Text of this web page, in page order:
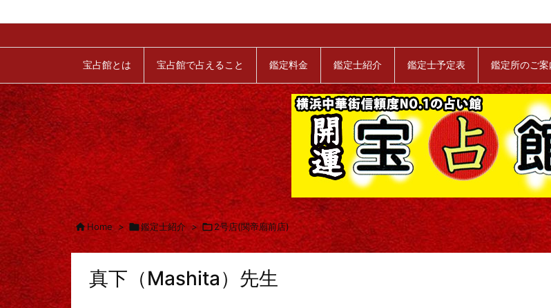
宝占館とは 宝占館で占えること 鑑定料金 鑑定士紹介 鑑定士予定表 鑑定所のご案
Home > 鑑定士紹介 > 2号店(関帝廟前店)
真下（Mashita）先生